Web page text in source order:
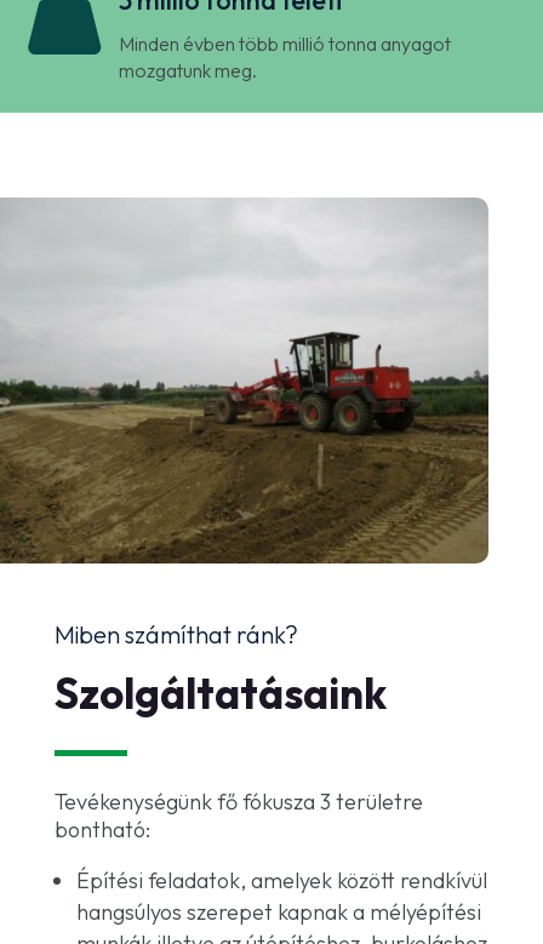

Minden évben több millió tonna anyagot
mozgatunk meg.
Miben számíthat ránk?
Szolgáltatásaink
Tevékenységünk fő fókusza 3 területre
bontható:
Építési feladatok, amelyek között rendkívül
hangsúlyos szerepet kapnak a mélyépítési